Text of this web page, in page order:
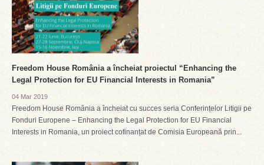
Freedom House România a încheiat proiectul “Enhancing the
Legal Protection for EU Financial Interests in Romania”
04 Mar 2019
Freedom House România a încheiat cu succes seria Conferințelor Litigii pe
Fonduri Europene – Enhancing the Legal Protection for EU Financial
Interests in Romania, un proiect cofinanțat de Comisia Europeană prin...